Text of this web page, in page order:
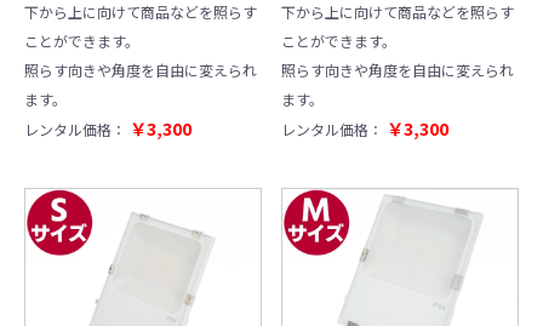
下から上に向けて商品などを照らす
ことができます。
照らす向きや角度を自由に変えられ
ます。
レンタル価格： ￥3,300
下から上に向けて商品などを照らす
ことができます。
照らす向きや角度を自由に変えられ
ます。
レンタル価格： ￥3,300